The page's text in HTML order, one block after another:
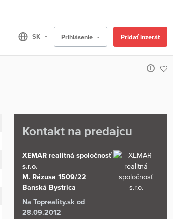
Prihlásenie Pridať inzerát
Kontakt na predajcu
XEMAR realitná spoločnosť
s.r.o.
M. Rázusa 1509/22
Banská Bystrica
Na Topreality.sk od
28.09.2012